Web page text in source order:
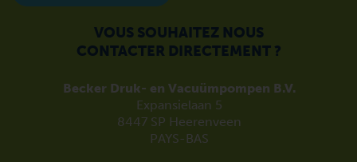
VOUS SOUHAITEZ NOUS
CONTACTER DIRECTEMENT ?
Becker Druk- en Vacuümpompen B.V.
Expansielaan 5
8447 SP Heerenveen
PAYS-BAS